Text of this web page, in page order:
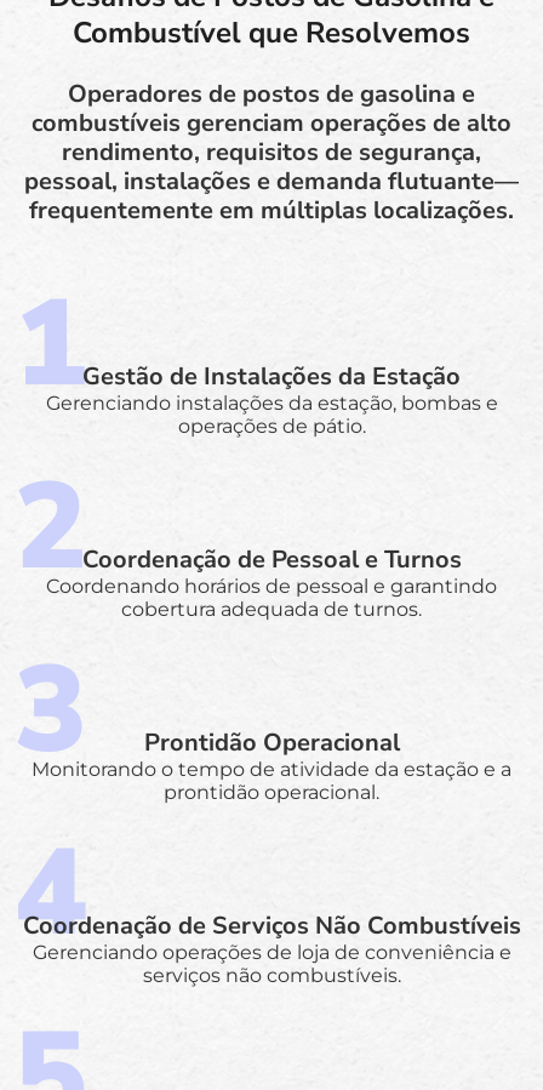
Combustível que Resolvemos
Operadores de postos de gasolina e
combustíveis gerenciam operações de alto
rendimento, requisitos de segurança,
pessoal, instalações e demanda flutuante—
frequentemente em múltiplas localizações.
Gestão de Instalações da Estação
Gerenciando instalações da estação, bombas e
operações de pátio.
Coordenação de Pessoal e Turnos
Coordenando horários de pessoal e garantindo
cobertura adequada de turnos.
Prontidão Operacional
Monitorando o tempo de atividade da estação e a
prontidão operacional.
Coordenação de Serviços Não Combustíveis
Gerenciando operações de loja de conveniência e
serviços não combustíveis.